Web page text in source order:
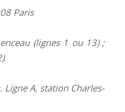
Paris
(lignes 1 ou 13) ;
.
Ligne A, station Charles-